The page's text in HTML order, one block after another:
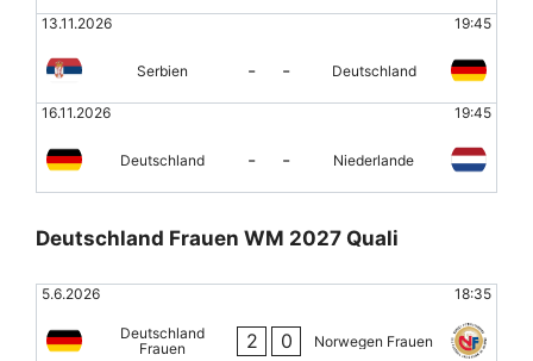
13.11.2026 19:45
Serbien - - Deutschland
16.11.2026 19:45
Deutschland - - Niederlande
Deutschland Frauen WM 2027 Quali
5.6.2026 18:35
Deutschland
Frauen
2 0 Norwegen Frauen